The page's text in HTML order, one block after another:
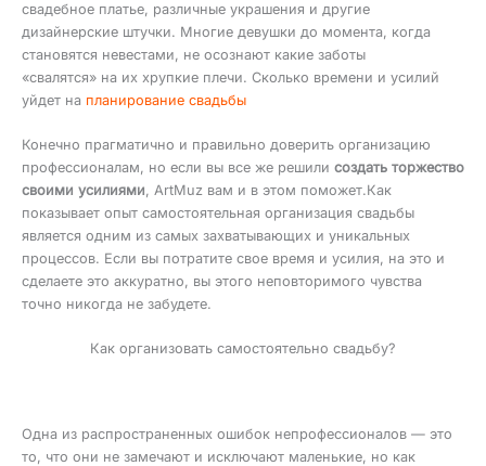
свадебное платье, различные украшения и другие
дизайнерские штучки. Многие девушки до момента, когда
становятся невестами, не осознают какие заботы
«свалятся» на их хрупкие плечи. Сколько времени и усилий
уйдет на планирование свадьбы
Конечно прагматично и правильно доверить организацию
профессионалам, но если вы все же решили создать торжество
своими усилиями, ArtMuz вам и в этом поможет.Как
показывает опыт самостоятельная организация свадьбы
является одним из самых захватывающих и уникальных
процессов. Если вы потратите свое время и усилия, на это и
сделаете это аккуратно, вы этого неповторимого чувства
точно никогда не забудете.
Как организовать самостоятельно свадьбу?
Одна из распространенных ошибок непрофессионалов — это
то, что они не замечают и исключают маленькие, но как